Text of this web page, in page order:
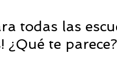
todas las
¿Qué te parece?